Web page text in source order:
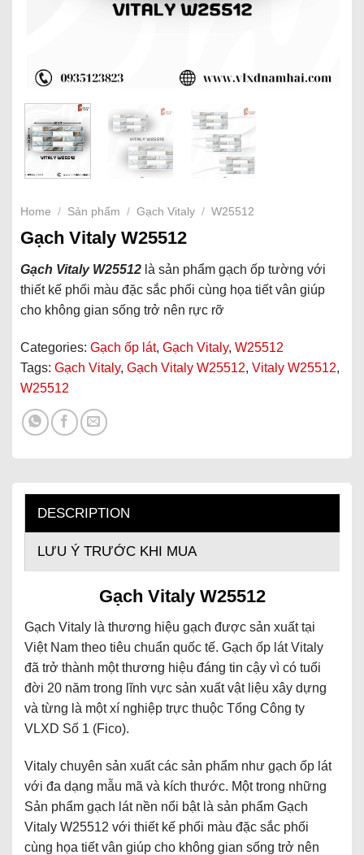
Home / Sản phẩm / Gạch Vitaly / W25512
Gạch Vitaly W25512
Gạch Vitaly W25512 là sản phẩm gạch ốp tường với
thiết kế phối màu đặc sắc phối cùng họa tiết vân giúp
cho không gian sống trở nên rực rỡ
Categories: Gạch ốp lát, Gạch Vitaly, W25512
Tags: Gạch Vitaly, Gạch Vitaly W25512, Vitaly W25512,
W25512
DESCRIPTION
LƯU Ý TRƯỚC KHI MUA
Gạch Vitaly W25512
Gạch Vitaly là thương hiệu gạch được sản xuất tại
Việt Nam theo tiêu chuẩn quốc tế. Gạch ốp lát Vitaly
đã trở thành một thương hiệu đáng tin cậy vì có tuổi
đời 20 năm trong lĩnh vực sản xuất vật liệu xây dựng
và từng là một xí nghiệp trực thuộc Tổng Công ty
VLXD Số 1 (Fico).
Vitaly chuyên sản xuất các sản phẩm như gạch ốp lát
với đa dạng mẫu mã và kích thước. Một trong những
Sản phẩm gạch lát nền nổi bật là sản phẩm Gạch
Vitaly W25512 với thiết kế phối màu đặc sắc phối
cùng họa tiết vân giúp cho không gian sống trở nên